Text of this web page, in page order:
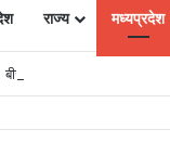
राज्य मध्यप्रदेश
बीज और उर्वरकों की समय पर